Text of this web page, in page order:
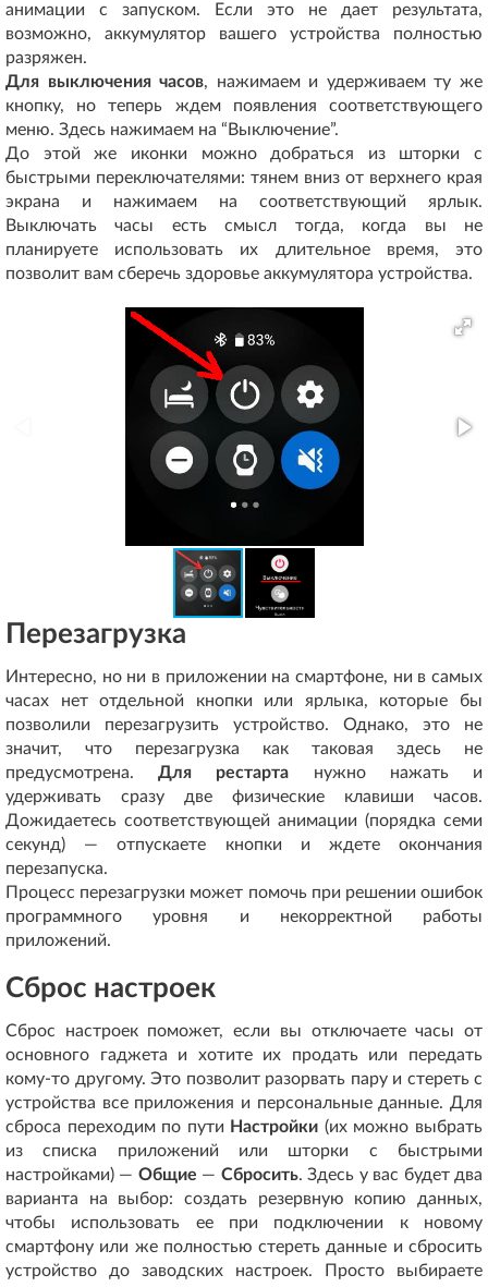
анимации с запуском. Если это не дает результата,
возможно, аккумулятор вашего устройства полностью
разряжен.
Для выключения часов, нажимаем и удерживаем ту же
кнопку, но теперь ждем появления соответствующего
меню. Здесь нажимаем на “Выключение”.
До этой же иконки можно добраться из шторки с
быстрыми переключателями: тянем вниз от верхнего края
экрана и нажимаем на соответствующий ярлык.
Выключать часы есть смысл тогда, когда вы не
планируете использовать их длительное время, это
позволит вам сберечь здоровье аккумулятора устройства.
Перезагрузка
Интересно, но ни в приложении на смартфоне, ни в самых
часах нет отдельной кнопки или ярлыка, которые бы
позволили перезагрузить устройство. Однако, это не
значит, что перезагрузка как таковая здесь не
предусмотрена.Для рестарта нужно нажать и
удерживать сразу две физические клавиши часов.
Дожидаетесь соответствующей анимации (порядка семи
секунд) — отпускаете кнопки и ждете окончания
перезапуска.
Процесс перезагрузки может помочь при решении ошибок
программного уровня и некорректной работы
приложений.
Сброс настроек
Сброс настроек поможет, если вы отключаете часы от
основного гаджета и хотите их продать или передать
кому-то другому. Это позволит разорвать пару и стереть с
устройства все приложения и персональные данные. Для
сброса переходим по пути Настройки (их можно выбрать
из списка приложений или шторки с быстрыми
настройками) — Общие — Сбросить. Здесь у вас будет два
варианта на выбор: создать резервную копию данных,
чтобы использовать ее при подключении к новому
смартфону или же полностью стереть данные и сбросить
устройство до заводских настроек. Просто выбираете